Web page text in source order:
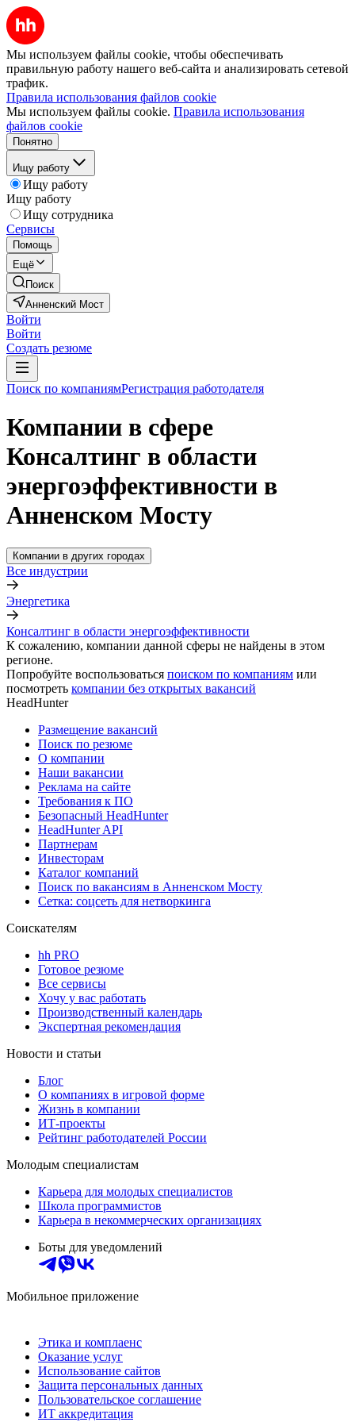
Мы используем файлы cookie, чтобы обеспечивать
правильную работу нашего веб-сайта и анализировать сетевой
трафик.
Правила использования файлов cookie
Мы используем файлы cookie. Правила использования
файлов cookie
Понятно
Ищу работу
Ищу работу
Ищу работу
Ищу сотрудника
Сервисы
Помощь
Ещё
Поиск
Анненский Мост
Войти
Войти
Создать резюме
Поиск по компаниямРегистрация работодателя
Компании в сфере
Консалтинг в области
энергоэффективности в
Анненском Мосту
Компании в других городах
Все индустрии
Энергетика
Консалтинг в области энергоэффективности
К сожалению, компании данной сферы не найдены в этом
регионе.
Попробуйте воспользоваться поиском по компаниям или
посмотреть компании без открытых вакансий
HeadHunter
Размещение вакансий
Поиск по резюме
О компании
Наши вакансии
Реклама на сайте
Требования к ПО
Безопасный HeadHunter
HeadHunter API
Партнерам
Инвесторам
Каталог компаний
Поиск по вакансиям в Анненском Мосту
Сетка: соцсеть для нетворкинга
Соискателям
hh PRO
Готовое резюме
Все сервисы
Хочу у вас работать
Производственный календарь
Экспертная рекомендация
Новости и статьи
Блог
О компаниях в игровой форме
Жизнь в компании
ИТ-проекты
Рейтинг работодателей России
Молодым специалистам
Карьера для молодых специалистов
Школа программистов
Карьера в некоммерческих организациях
Боты для уведомлений
Мобильное приложение
Этика и комплаенс
Оказание услуг
Использование сайтов
Защита персональных данных
Пользовательское соглашение
ИТ аккредитация